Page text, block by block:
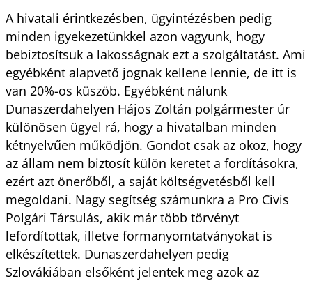
A hivatali érintkezésben, ügyintézésben pedig
minden igyekezetünkkel azon vagyunk, hogy
bebiztosítsuk a lakosságnak ezt a szolgáltatást. Ami
egyébként alapvető jognak kellene lennie, de itt is
van 20%-os küszöb. Egyébként nálunk
Dunaszerdahelyen Hájos Zoltán polgármester úr
különösen ügyel rá, hogy a hivatalban minden
kétnyelvűen működjön. Gondot csak az okoz, hogy
az állam nem biztosít külön keretet a fordításokra,
ezért azt önerőből, a saját költségvetésből kell
megoldani. Nagy segítség számunkra a Pro Civis
Polgári Társulás, akik már több törvényt
lefordítottak, illetve formanyomtatványokat is
elkészítettek. Dunaszerdahelyen pedig
Szlovákiában elsőként jelentek meg azok az